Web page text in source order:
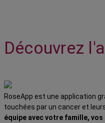
Découvrez
RoseApp est une application
touchées par un cancer et
équipe avec votre famille,